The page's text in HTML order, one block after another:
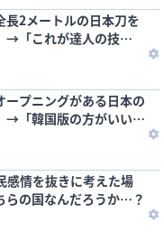
2メートルの日本刀を
→「これが達人の技…
プニングがある日本の
→「韓国版の方がいい…
感情を抜きに考えた場
らの国なんだろうか…？